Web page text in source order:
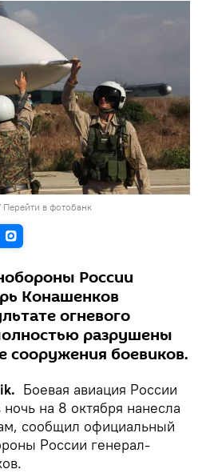
Перейти в фотобанк
России
Конашенков
огневого
разрушены
боевиков.
Боевая авиация России
на 8 октября нанесла
сообщил официальный
России генерал-